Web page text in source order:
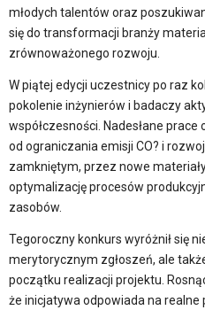
młodych talentów oraz
się do transformacji branży
zrównoważonego rozwoju.
W piątej edycji uczestnicy po raz
pokolenie inżynierów i badaczy
współczesności. Nadesłane
od ograniczania emisji CO? i
zamkniętym, przez nowe
optymalizację procesów
zasobów.
Tegoroczny konkurs wyróżnił się
merytorycznym zgłoszeń, ale
początku realizacji projektu.
że inicjatywa odpowiada na